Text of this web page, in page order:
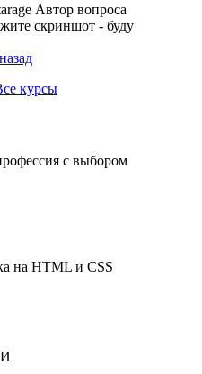
Автор вопроса
скриншот - буду
курсы
с выбором
на HTML и CSS